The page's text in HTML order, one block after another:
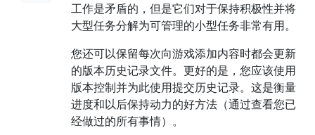
工作是矛盾的，但是它们对于保持积极性并将
大型任务分解为可管理的小型任务非常有用。
您还可以保留每次向游戏添加内容时都会更新
的版本历史记录文件。更好的是，您应该使用
版本控制并为此使用提交历史记录。这是衡量
进度和以后保持动力的好方法（通过查看您已
经做过的所有事情）。